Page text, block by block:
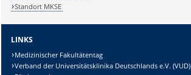
Standort MKSE
LINKS
Medizinischer Fakultätentag
Verband der Universitätsklinika Deutschlands e.V. (VUD)